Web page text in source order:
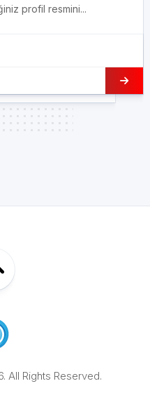
profil resmini...
All Rights Reserved.